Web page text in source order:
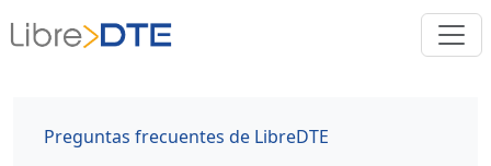
Preguntas frecuentes de LibreDTE